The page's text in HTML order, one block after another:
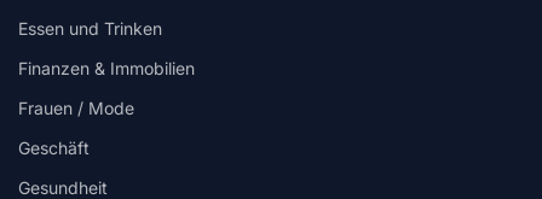
Essen und Trinken
Finanzen & Immobilien
Frauen / Mode
Geschäft
Gesundheit